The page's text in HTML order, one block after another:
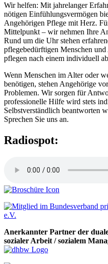
Wir helfen: Mit jahrelanger
nötigen Einfühlungsvermögen
Angehörigen Pflege mit Herz.
Mittelpunkt – wir nehmen Ihre
Rund um die Uhr stehen
pflegebedürftigen Menschen
pflegen nach einem individuell
Wenn Menschen im Alter oder
benötigen, stehen Angehörige
Problemen. Wir sorgen für
professionelle Hilfe wird stets
Selbstverständlich beantworten
Sprechen Sie uns an.
Radiospot:
Anerkannter Partner der
sozialer Arbeit / sozialem